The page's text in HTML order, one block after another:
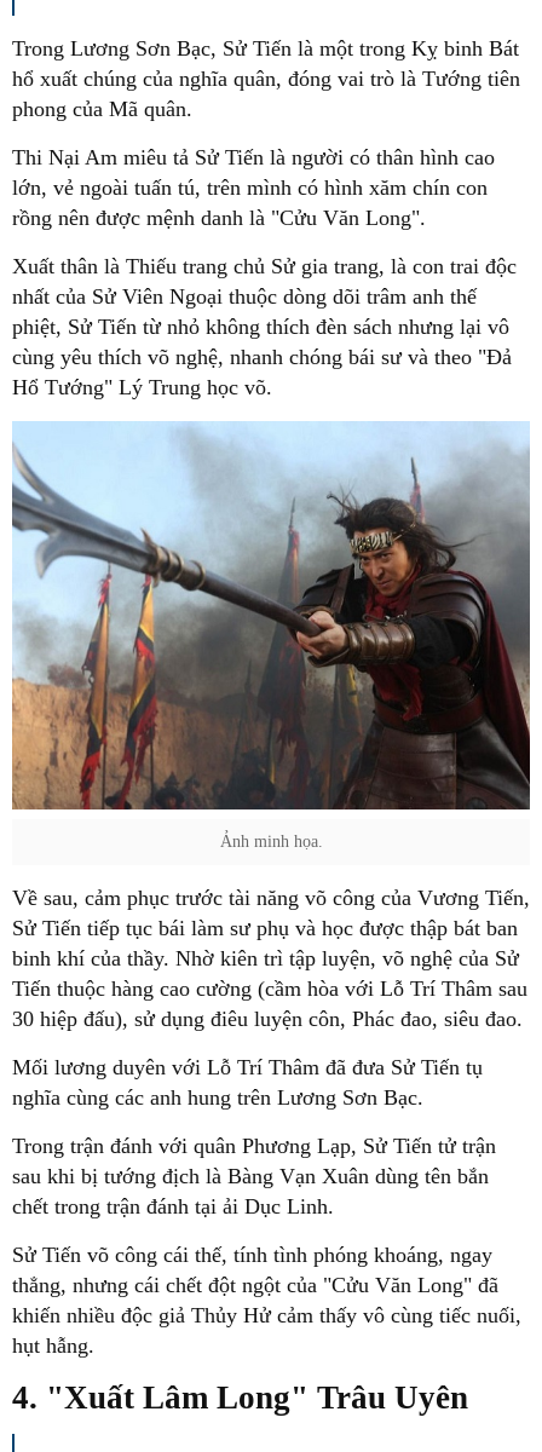
Trong Lương Sơn Bạc, Sử Tiến là một trong Kỵ binh Bát
hổ xuất chúng của nghĩa quân, đóng vai trò là Tướng tiên
phong của Mã quân.
Thi Nại Am miêu tả Sử Tiến là người có thân hình cao
lớn, vẻ ngoài tuấn tú, trên mình có hình xăm chín con
rồng nên được mệnh danh là "Cửu Văn Long".
Xuất thân là Thiếu trang chủ Sử gia trang, là con trai độc
nhất của Sử Viên Ngoại thuộc dòng dõi trâm anh thế
phiệt, Sử Tiến từ nhỏ không thích đèn sách nhưng lại vô
cùng yêu thích võ nghệ, nhanh chóng bái sư và theo "Đả
Hổ Tướng" Lý Trung học võ.
Ảnh minh họa.
Về sau, cảm phục trước tài năng võ công của Vương Tiến,
Sử Tiến tiếp tục bái làm sư phụ và học được thập bát ban
binh khí của thầy. Nhờ kiên trì tập luyện, võ nghệ của Sử
Tiến thuộc hàng cao cường (cầm hòa với Lỗ Trí Thâm sau
30 hiệp đấu), sử dụng điêu luyện côn, Phác đao, siêu đao.
Mối lương duyên với Lỗ Trí Thâm đã đưa Sử Tiến tụ
nghĩa cùng các anh hung trên Lương Sơn Bạc.
Trong trận đánh với quân Phương Lạp, Sử Tiến tử trận
sau khi bị tướng địch là Bàng Vạn Xuân dùng tên bắn
chết trong trận đánh tại ải Dục Linh.
Sử Tiến võ công cái thế, tính tình phóng khoáng, ngay
thẳng, nhưng cái chết đột ngột của "Cửu Văn Long" đã
khiến nhiều độc giả Thủy Hử cảm thấy vô cùng tiếc nuối,
hụt hẫng.
4. "Xuất Lâm Long" Trâu Uyên